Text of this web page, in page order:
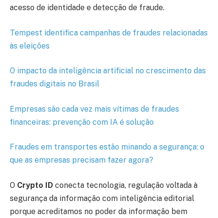
acesso de identidade e detecção de fraude.
Tempest identifica campanhas de fraudes relacionadas
às eleições
O impacto da inteligência artificial no crescimento das
fraudes digitais no Brasil
Empresas são cada vez mais vítimas de fraudes
financeiras: prevenção com IA é solução
Fraudes em transportes estão minando a segurança: o
que as empresas precisam fazer agora?
O Crypto ID conecta tecnologia, regulação voltada à
segurança da informação com inteligência editorial
porque acreditamos no poder da informação bem